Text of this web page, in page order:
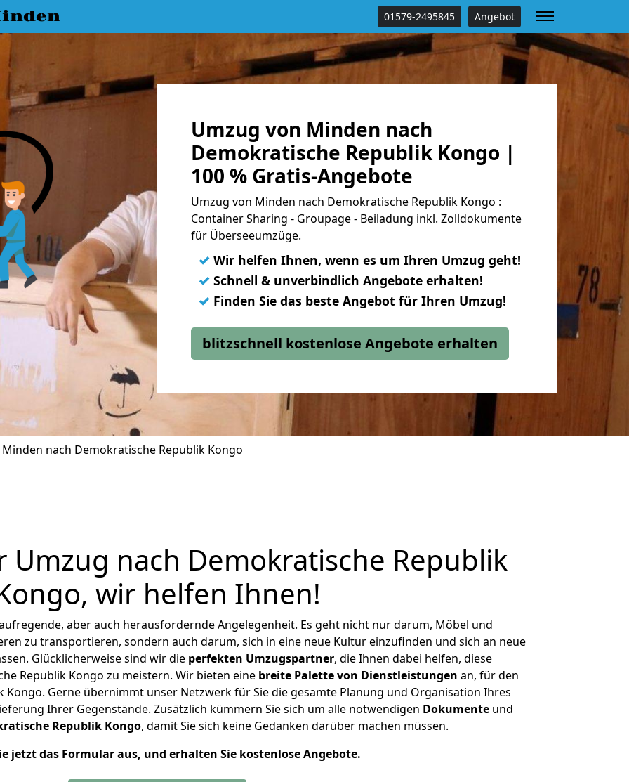
01579-2495845 Angebot
Umzug von Minden nach
Demokratische Republik Kongo |
100 % Gratis-Angebote
Umzug von Minden nach Demokratische Republik Kongo :
Container Sharing - Groupage - Beiladung inkl. Zolldokumente
für Überseeumzüge.
✓ Wir helfen Ihnen, wenn es um Ihren Umzug geht!
✓ Schnell & unverbindlich Angebote erhalten!
✓ Finden Sie das beste Angebot für Ihren Umzug!
blitzschnell kostenlose Angebote erhalten
nach Demokratische Republik Kongo
nach Demokratische Republik
wir helfen Ihnen!
aber auch herausfordernde Angelegenheit. Es geht nicht nur darum, Möbel und
zu transportieren, sondern auch darum, sich in eine neue Kultur einzufinden und sich an neue
Glücklicherweise sind wir die perfekten Umzugspartner, die Ihnen dabei helfen, diese
Republik Kongo zu meistern. Wir bieten eine breite Palette von Dienstleistungen an, für den
Kongo. Gerne übernimmt unser Netzwerk für Sie die gesamte Planung und Organisation Ihres
Ihrer Gegenstände. Zusätzlich kümmern Sie sich um alle notwendigen Dokumente und
Republik Kongo, damit Sie sich keine Gedanken darüber machen müssen.
jetzt das Formular aus, und erhalten Sie kostenlose Angebote.